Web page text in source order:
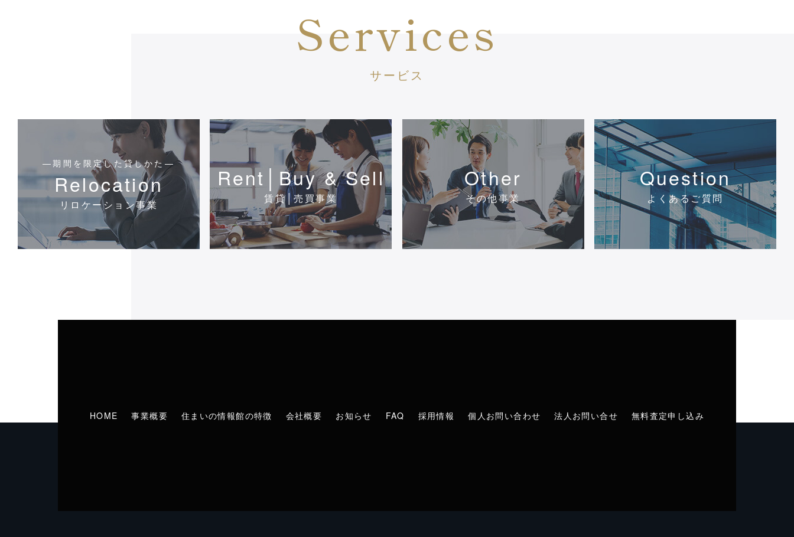
サービス
Services
リロケーション事業
―期間を限定した貸しかた―
Relocation
賃貸│売買事業
Rent│Buy & Sell
その他事業
Other
よくあるご質問
Question
HOME 事業概要 住まいの情報館の特徴 会社概要 お知らせ FAQ 採用情報 個人お問い合わせ 法人お問い合せ 無料査定申し込み